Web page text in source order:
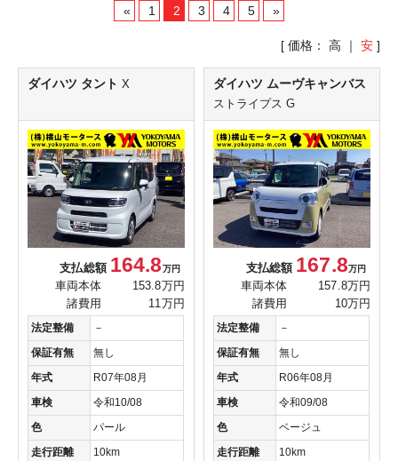
« 1 2 3 4 5 »
[ 価格： 高 ｜ 安 ]
ダイハツ タント X
支払総額 164.8万円
車両本体
153.8万円
諸費用
11万円
法定整備
－
保証有無
無し
年式
R07年08月
車検
令和10/08
色
パール
走行距離
10km
ダイハツ ムーヴキャンバス
ストライプス G
支払総額 167.8万円
車両本体
157.8万円
諸費用
10万円
法定整備
－
保証有無
無し
年式
R06年08月
車検
令和09/08
色
ベージュ
走行距離
10km